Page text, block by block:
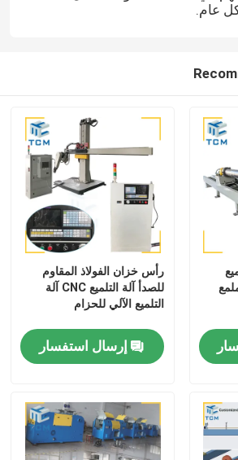
عام.
رأس خزان الفولاذ المقاوم
للصدأ آلة التلميع CNC آلة
التلميع الآلي للحزام
إرسال استفسار